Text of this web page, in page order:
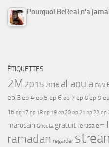
Pourquoi BeReal n’a
ÉTIQUETTES
2M 2015 2016 al aoula CAN
ep 3ep 4ep 5 ep 6 ep 7 ep 8 ep 9
16 ep 17 ep 18 ep 19 ep 20 ep 21 ep 22 ep
marocain Ghouta gratuit Jerusalem
ramadan regarder